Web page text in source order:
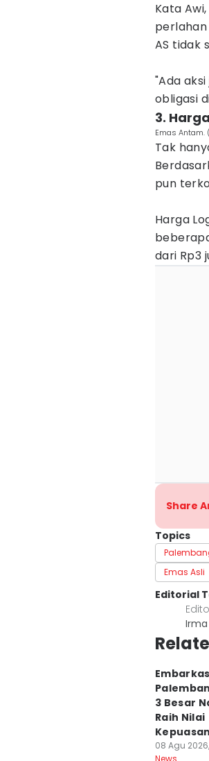
Kata
AS tidak
"Ada
obligasi
3.
Emas
Tak
pun
Harga
dari Rp3
Share
Topics
Emas Asli
Editorial
3 Besar
Raih Nilai
08 Agu
News